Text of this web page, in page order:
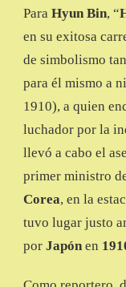
Para Hyun Bin, “
en su exitosa
de simbolismo
para él mismo a
1910), a quien
luchador por la
llevó a cabo el
primer ministro
Corea, en la
tuvo lugar justo
por Japón en